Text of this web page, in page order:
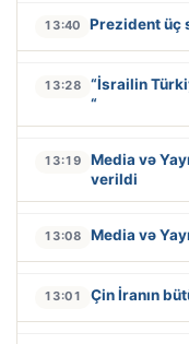
13:40 Prezident üç
13:28
“İsrailin
“
13:19
Media və
verildi
13:08 Media və
13:01 Çin İranın